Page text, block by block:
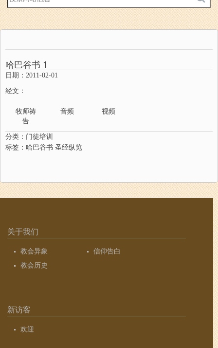
内
搜
索
哈巴谷书 1
日期：2011-02-01
经文：
牧师祷
告
音频 视频
分类： 门徒培训
标签： 哈巴谷书 圣经纵览
关于我们
教会异象
信仰告白
教会历史
新访客
欢迎